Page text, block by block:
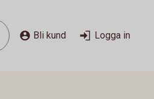
Bli kund Logga in